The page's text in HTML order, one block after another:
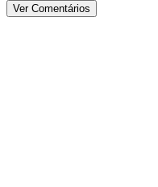
Ver Comentários